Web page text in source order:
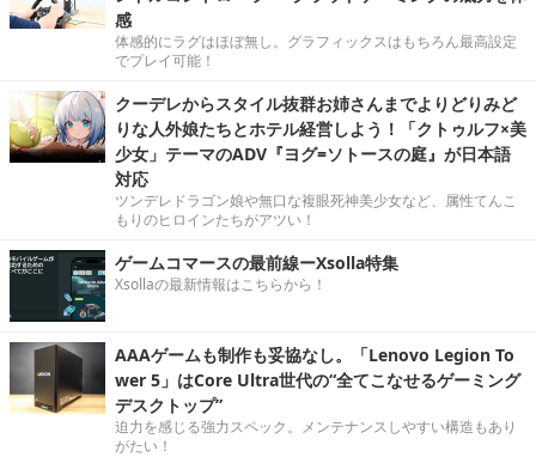
感
体感的にラグはほぼ無し。グラフィックスはもちろん最高設定
でプレイ可能！
クーデレからスタイル抜群お姉さんまでよりどりみど
りな人外娘たちとホテル経営しよう！「クトゥルフ×美
少女」テーマのADV『ヨグ=ソトースの庭』が日本語
対応
ツンデレドラゴン娘や無口な複眼死神美少女など、属性てんこ
もりのヒロインたちがアツい！
ゲームコマースの最前線ーXsolla特集
Xsollaの最新情報はこちらから！
AAAゲームも制作も妥協なし。「Lenovo Legion To
wer 5」はCore Ultra世代の“全てこなせるゲーミング
デスクトップ”
迫力を感じる強力スペック。メンテナンスしやすい構造もあり
がたい！